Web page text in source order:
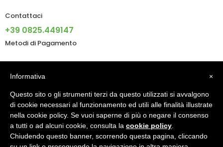
Contattaci
+39 0825.449147
Metodi di Pagamento
Informazioni
Account
© 2024 - IMBRIANO S.R.L. PI 02805090640 - Made With ♥ By
×
Informativa
Questo sito o gli strumenti terzi da questo utilizzati si avvalgono
di cookie necessari al funzionamento ed utili alle finalità illustrate
nella cookie policy. Se vuoi saperne di più o negare il consenso
a tutti o ad alcuni cookie, consulta la cookie policy
Chiudendo questo banner, scorrendo questa pagina, cliccando